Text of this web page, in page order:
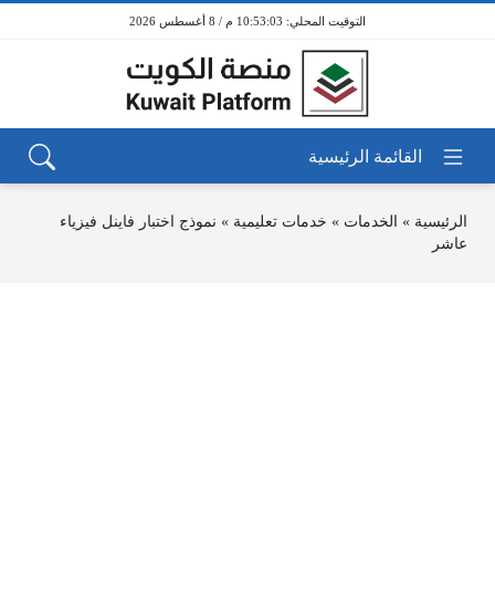
10:53:03 م / 8 أغسطس 2026
الرئيسية » الخدمات » خدمات تعليمية » نموذج اختبار فاينل فيزياء
عاشر